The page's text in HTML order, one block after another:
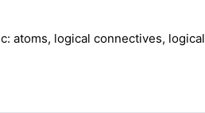
atoms, logical connectives, logical